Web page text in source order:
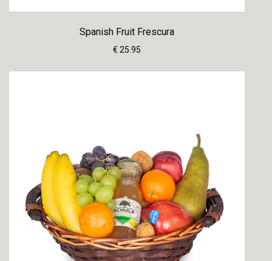
Spanish Fruit Frescura
€ 25.95